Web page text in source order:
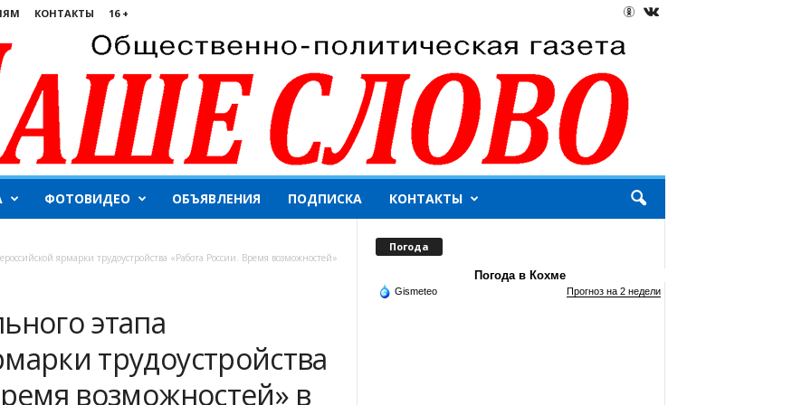
КОНТАКТЫ 16 +
ФОТОВИДЕО ОБЪЯВЛЕНИЯ ПОДПИСКА КОНТАКТЫ
ярмарки трудоустройства «Работа России. Время возможностей»
этапа
трудоустройства
возможностей» в
Погода
Погода в Кохме
Gismeteo Прогноз на 2 недели